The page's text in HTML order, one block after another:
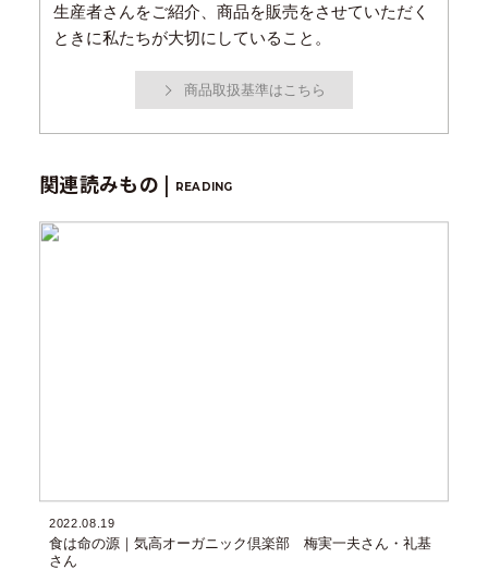
生産者さんをご紹介、商品を販売をさせていただく
ときに私たちが大切にしていること。
商品取扱基準はこちら
関連読みもの | READING
2022.08.19
食は命の源｜気高オーガニック倶楽部 梅実一夫さん・礼基
さん